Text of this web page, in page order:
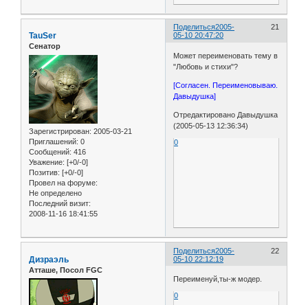
Поделиться 21
2005-
05-10 20:47:20
TauSer
Сенатор
Зарегистрирован: 2005-03-21
Приглашений: 0
Сообщений: 416
Уважение: [+0/-0]
Позитив: [+0/-0]
Провел на форуме:
Не определено
Последний визит:
2008-11-16 18:41:55
Может переименовать тему в
"Любовь и стихи"?
[Согласен. Переименовываю.
Давыдушка]
Отредактировано Давыдушка
(2005-05-13 12:36:34)
0
Поделиться 22
2005-
05-10 22:12:19
Дизраэль
Атташе, Посол FGC
Переименуй,ты-ж модер.
0